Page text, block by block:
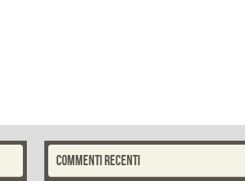
COMMENTI RECENTI